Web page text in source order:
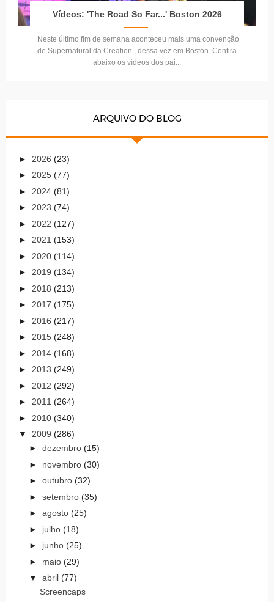
Vídeos: 'The Road So Far...' Boston 2026
Neste último fim de semana aconteceu mais uma convenção
de Supernatural da Creation , dessa vez em Boston. Confira
abaixo os vídeos dos pai...
ARQUIVO DO BLOG
► 2026 (23)
► 2025 (77)
► 2024 (81)
► 2023 (74)
► 2022 (127)
► 2021 (153)
► 2020 (114)
► 2019 (134)
► 2018 (213)
► 2017 (175)
► 2016 (217)
► 2015 (248)
► 2014 (168)
► 2013 (249)
► 2012 (292)
► 2011 (264)
► 2010 (340)
▼ 2009 (286)
► dezembro (15)
► novembro (30)
► outubro (32)
► setembro (35)
► agosto (25)
► julho (18)
► junho (25)
► maio (29)
▼ abril (77)
Screencaps